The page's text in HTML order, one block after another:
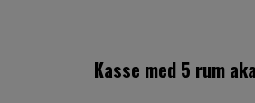
Kasse med 5 rum